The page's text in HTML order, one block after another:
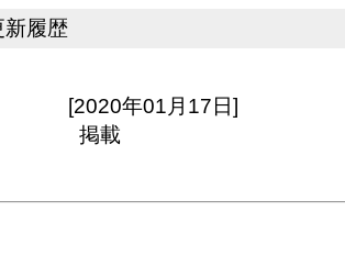
新履歴
[2020年01月17日]
掲載